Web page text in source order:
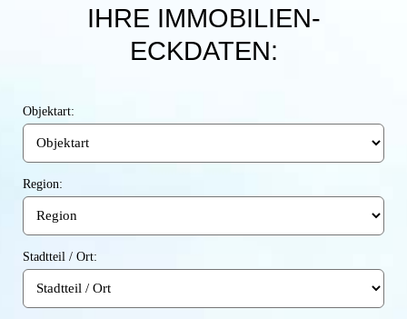
IHRE IMMOBILIEN-
ECKDATEN:
Objektart:
Region:
Stadtteil / Ort: